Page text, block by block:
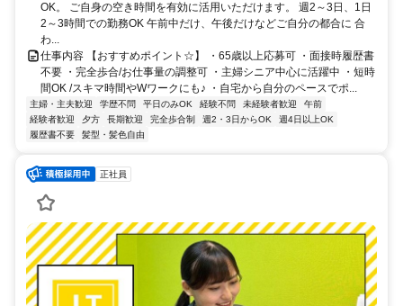
OK。 ご自身の空き時間を有効に活用いただけます。 週2～3日、1日
2～3時間での勤務OK 午前中だけ、午後だけなどご自分の都合に 合
わ...
仕事内容 【おすすめポイント☆】 ・65歳以上応募可 ・面接時履歴書
不要 ・完全歩合/お仕事量の調整可 ・主婦シニア中心に活躍中 ・短時
間OK /スキマ時間やWワークにも♪ ・自宅から自分のペースでポ...
主婦・主夫歓迎 学歴不問 平日のみOK 経験不問 未経験者歓迎
午前
経験者歓迎
夕方 長期歓迎 完全歩合制 週2・3日からOK
週4日以上OK
履歴書不要
髪型・髪色自由
正社員